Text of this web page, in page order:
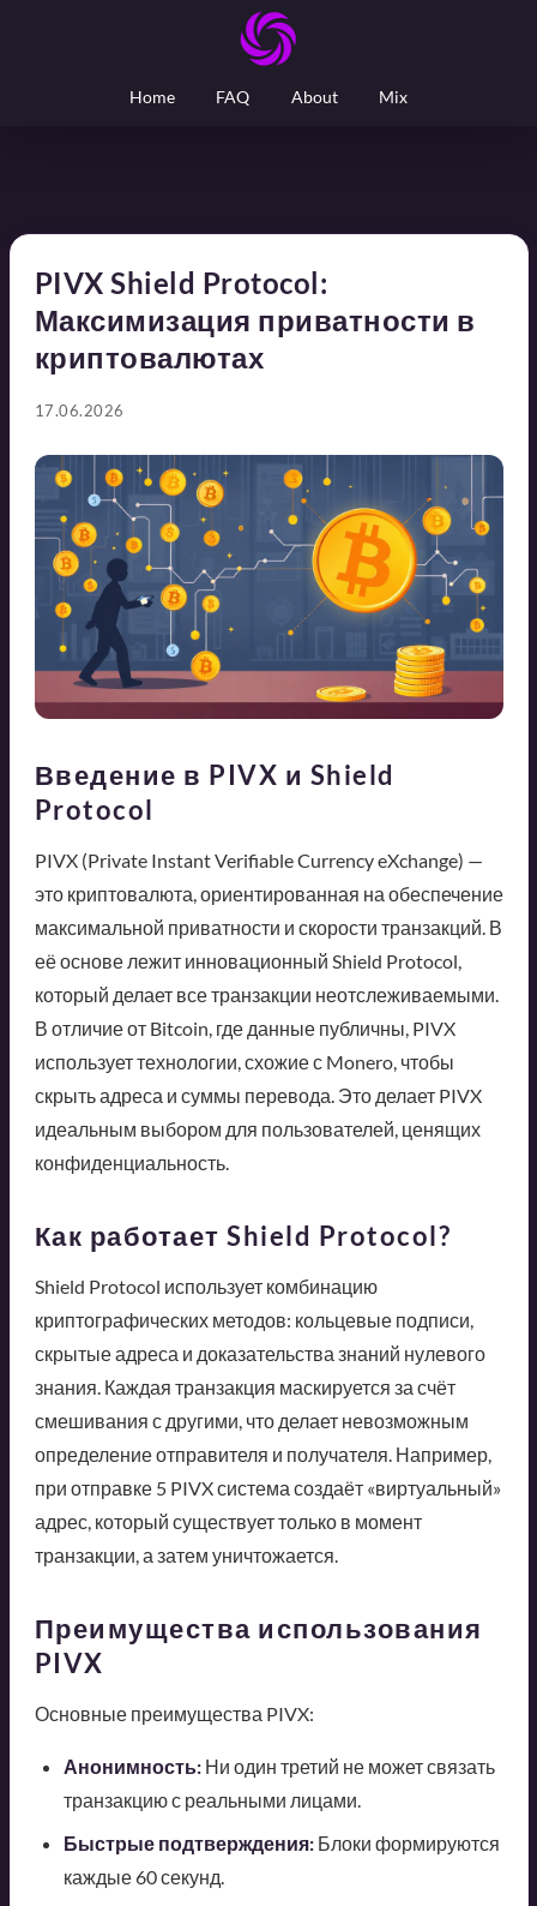
Home FAQ About Mix
PIVX Shield Protocol:
Максимизация приватности в
криптовалютах
17.06.2026
Введение в PIVX и Shield
Protocol
PIVX (Private Instant Verifiable Currency eXchange) —
это криптовалюта, ориентированная на обеспечение
максимальной приватности и скорости транзакций. В
её основе лежит инновационный Shield Protocol,
который делает все транзакции неотслеживаемыми.
В отличие от Bitcoin, где данные публичны, PIVX
использует технологии, схожие с Monero, чтобы
скрыть адреса и суммы перевода. Это делает PIVX
идеальным выбором для пользователей, ценящих
конфиденциальность.
Как работает Shield Protocol?
Shield Protocol использует комбинацию
криптографических методов: кольцевые подписи,
скрытые адреса и доказательства знаний нулевого
знания. Каждая транзакция маскируется за счёт
смешивания с другими, что делает невозможным
определение отправителя и получателя. Например,
при отправке 5 PIVX система создаёт «виртуальный»
адрес, который существует только в момент
транзакции, а затем уничтожается.
Преимущества использования
PIVX
Основные преимущества PIVX:
Анонимность:Ни один третий не может связать
транзакцию с реальными лицами.
Быстрые подтверждения:Блоки формируются
каждые 60 секунд.